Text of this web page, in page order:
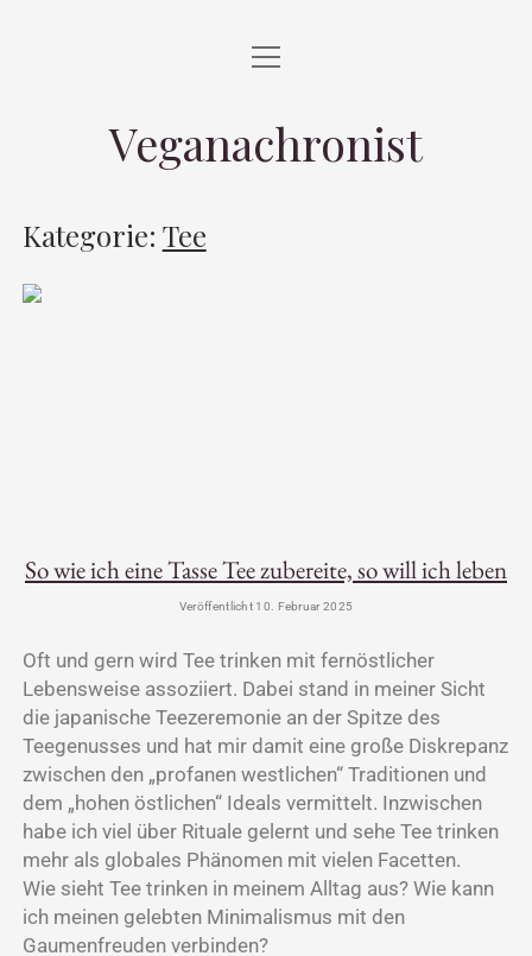
alle Beiträge
Selbstgemacht
Veganachronist
Kategorie: Tee
So wie ich eine Tasse Tee zubereite, so will ich leben
Veröffentlicht 10. Februar 2025
Oft und gern wird Tee trinken mit fernöstlicher
Lebensweise assoziiert. Dabei stand in meiner Sicht
die japanische Teezeremonie an der Spitze des
Teegenusses und hat mir damit eine große Diskrepanz
zwischen den „profanen westlichen“ Traditionen und
dem „hohen östlichen“ Ideals vermittelt. Inzwischen
habe ich viel über Rituale gelernt und sehe Tee trinken
mehr als globales Phänomen mit vielen Facetten.
Wie sieht Tee trinken in meinem Alltag aus? Wie kann
ich meinen gelebten Minimalismus mit den
Gaumenfreuden verbinden?